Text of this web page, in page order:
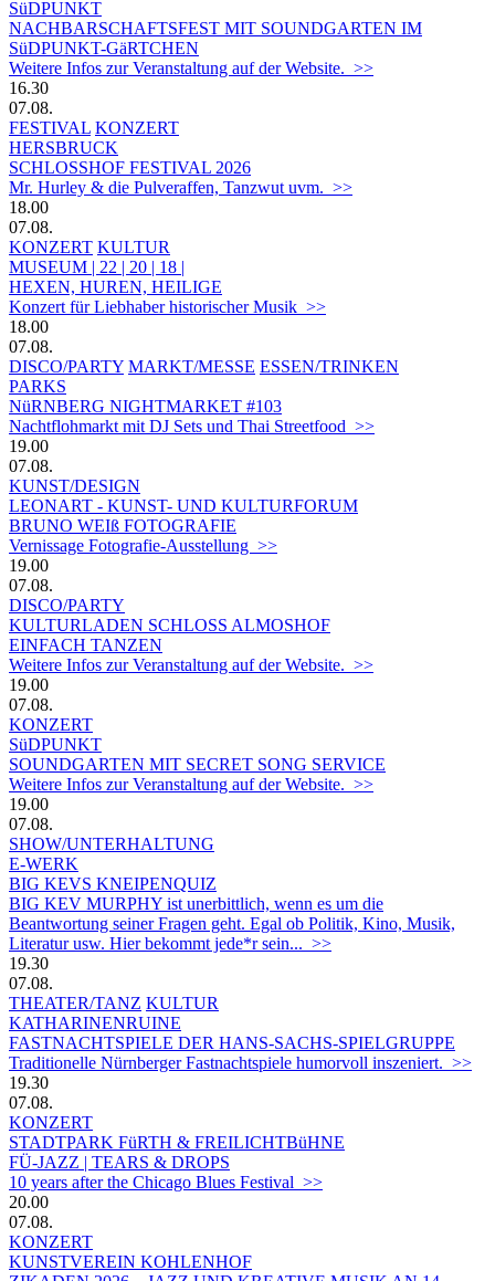
SüDPUNKT
NACHBARSCHAFTSFEST MIT SOUNDGARTEN IM
SüDPUNKT-GäRTCHEN
Weitere Infos zur Veranstaltung auf der Website. >>
16.30
07.08.
FESTIVAL KONZERT
HERSBRUCK
SCHLOSSHOF FESTIVAL 2026
Mr. Hurley & die Pulveraffen, Tanzwut uvm. >>
18.00
07.08.
KONZERT KULTUR
MUSEUM | 22 | 20 | 18 |
HEXEN, HUREN, HEILIGE
Konzert für Liebhaber historischer Musik >>
18.00
07.08.
DISCO/PARTY MARKT/MESSE ESSEN/TRINKEN
PARKS
NüRNBERG NIGHTMARKET #103
Nachtflohmarkt mit DJ Sets und Thai Streetfood >>
19.00
07.08.
KUNST/DESIGN
LEONART - KUNST- UND KULTURFORUM
BRUNO WEIß FOTOGRAFIE
Vernissage Fotografie-Ausstellung >>
19.00
07.08.
DISCO/PARTY
KULTURLADEN SCHLOSS ALMOSHOF
EINFACH TANZEN
Weitere Infos zur Veranstaltung auf der Website. >>
19.00
07.08.
KONZERT
SüDPUNKT
SOUNDGARTEN MIT SECRET SONG SERVICE
Weitere Infos zur Veranstaltung auf der Website. >>
19.00
07.08.
SHOW/UNTERHALTUNG
E-WERK
BIG KEVS KNEIPENQUIZ
BIG KEV MURPHY ist unerbittlich, wenn es um die
Beantwortung seiner Fragen geht. Egal ob Politik, Kino, Musik,
Literatur usw. Hier bekommt jede*r sein... >>
19.30
07.08.
THEATER/TANZ KULTUR
KATHARINENRUINE
FASTNACHTSPIELE DER HANS-SACHS-SPIELGRUPPE
Traditionelle Nürnberger Fastnachtspiele humorvoll inszeniert. >>
19.30
07.08.
KONZERT
STADTPARK FüRTH & FREILICHTBüHNE
FÜ-JAZZ | TEARS & DROPS
10 years after the Chicago Blues Festival >>
20.00
07.08.
KONZERT
KUNSTVEREIN KOHLENHOF